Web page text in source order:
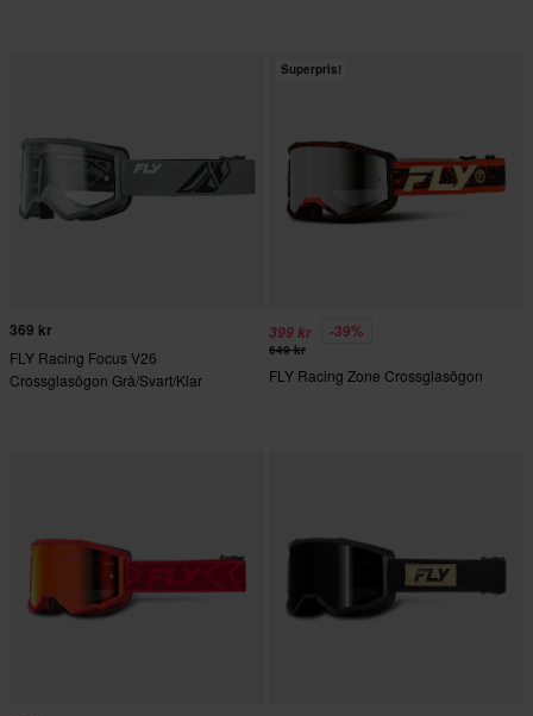
369 kr
FLY Racing Focus V26
Crossglasögon Grå/Svart/Klar
Superpris!
399 kr -39%
649 kr
FLY Racing Zone Crossglasögon